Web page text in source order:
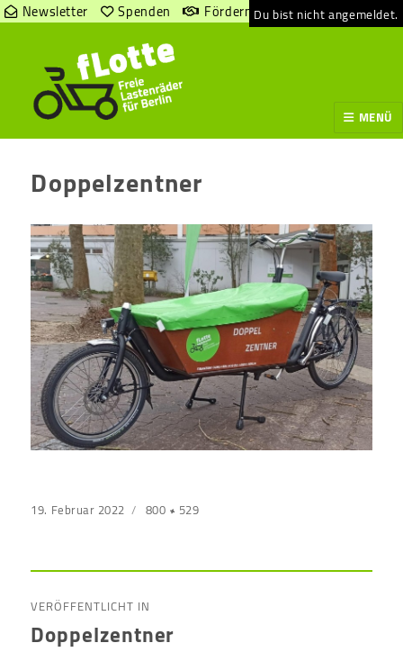
Newsletter Spenden Fördern Du bist nicht angemeldet.
MENÜ
Doppelzentner
Veröffentlicht
19. Februar 2022 Originalgröße
800 × 529
Beitragsnavigation
VERÖFFENTLICHT IN
Doppelzentner